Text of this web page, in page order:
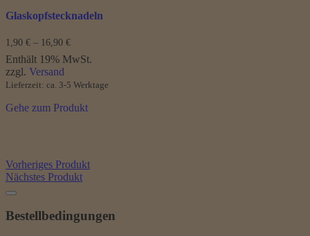
Glaskopfstecknadeln
1,90 € – 16,90 €Preisspanne:
bis
Enthält 19% MwSt.
zzgl. Versand
Lieferzeit: ca. 3-5 Werktage
Gehe zum Produkt
Vorheriges Produkt
Nächstes Produkt
Bestellbedingungen